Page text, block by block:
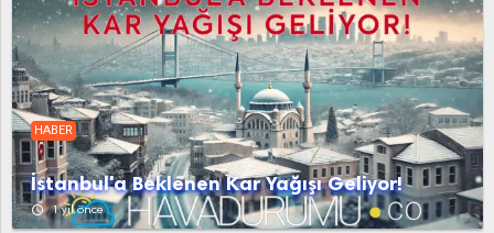
Ambarli Armağanevler Atakent
Atalar Atatürk Atatürk
Atatürk Avcılar Ayazağa
Aydinli Bağcılar Bağlarbaşi
HABER
İstanbul'a Beklenen Kar Yağışı Geliyor!
access_time 1 yıl önce